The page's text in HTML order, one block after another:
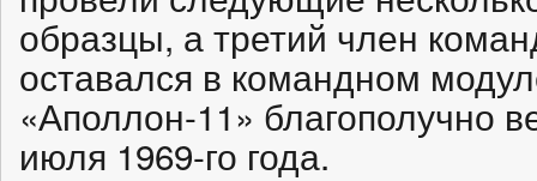
образцы, а третий член
оставался в командном
«Аполлон-11» благополучно
июля 1969-го года.